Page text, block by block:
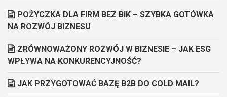
POŻYCZKA DLA FIRM BEZ BIK – SZYBKA GOTÓWKA
NA ROZWÓJ BIZNESU
ZRÓWNOWAŻONY ROZWÓJ W BIZNESIE – JAK ESG
WPŁYWA NA KONKURENCYJNOŚĆ?
JAK PRZYGOTOWAĆ BAZĘ B2B DO COLD MAIL?